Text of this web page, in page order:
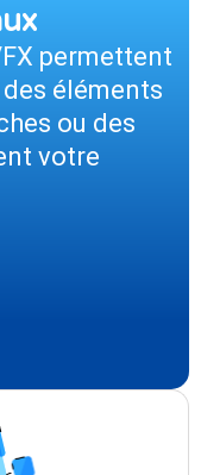
permettent
éléments
ou des
votre